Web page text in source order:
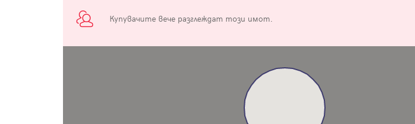
Купувачите вече разглеждат този имот.